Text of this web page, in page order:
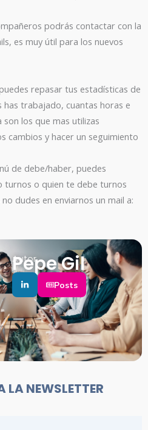
podrás contactar con la
es muy útil para los nuevos
repasar tus estadísticas de
trabajado, cuantas horas e
son los que mas utilizas
cambios y hacer un seguimiento
de debe/haber, puedes
turnos o quien te debe turnos
dudes en enviarnos un mail a:
Autor
Pepe Gil
Posts
LA NEWSLETTER